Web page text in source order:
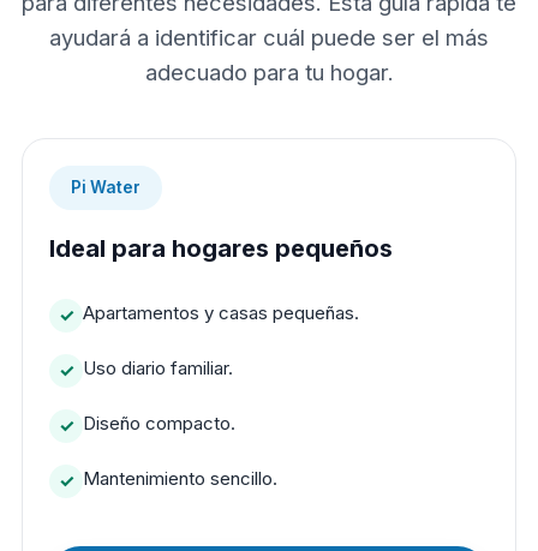
ayudará a identificar cuál puede ser el más
adecuado para tu hogar.
Pi Water
Ideal para hogares pequeños
Apartamentos y casas pequeñas.
Uso diario familiar.
Diseño compacto.
Mantenimiento sencillo.